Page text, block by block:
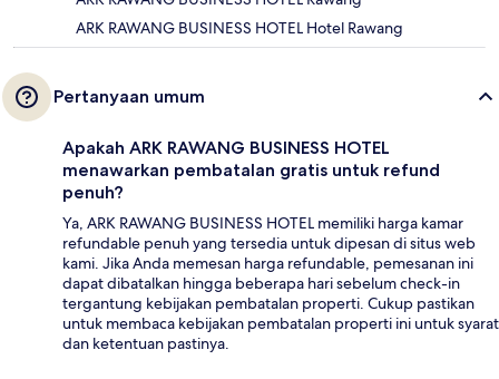
ARK RAWANG BUSINESS HOTEL Hotel Rawang
Pertanyaan umum
Apakah ARK RAWANG BUSINESS HOTEL
menawarkan pembatalan gratis untuk refund
penuh?
Ya, ARK RAWANG BUSINESS HOTEL memiliki harga kamar
refundable penuh yang tersedia untuk dipesan di situs web
kami. Jika Anda memesan harga refundable, pemesanan ini
dapat dibatalkan hingga beberapa hari sebelum check-in
tergantung kebijakan pembatalan properti. Cukup pastikan
untuk membaca kebijakan pembatalan properti ini untuk syarat
dan ketentuan pastinya.